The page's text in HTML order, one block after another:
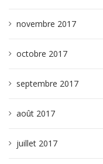
novembre 2017
octobre 2017
septembre 2017
août 2017
juillet 2017